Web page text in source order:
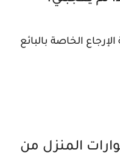
الخاصة بالبائع
المنزل من